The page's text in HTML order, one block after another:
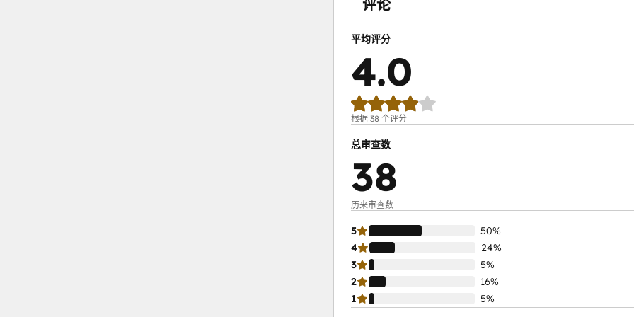
评论
平均评分
4.0
根据 38 个评分
总审查数
38
历来审查数
5
50%
4
24%
3
5%
2
16%
1
5%